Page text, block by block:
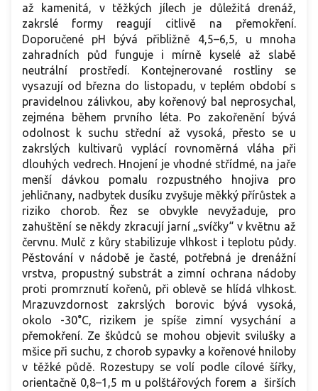
až kamenitá, v těžkých jílech je důležitá drenáž,
zakrslé formy reagují citlivě na přemokření.
Doporučené pH bývá přibližně 4,5–6,5, u mnoha
zahradních půd funguje i mírně kyselé až slabě
neutrální prostředí. Kontejnerované rostliny se
vysazují od března do listopadu, v teplém období s
pravidelnou zálivkou, aby kořenový bal neprosychal,
zejména během prvního léta. Po zakořenění bývá
odolnost k suchu střední až vysoká, přesto se u
zakrslých kultivarů vyplácí rovnoměrná vláha při
dlouhých vedrech. Hnojení je vhodné střídmé, na jaře
menší dávkou pomalu rozpustného hnojiva pro
jehličnany, nadbytek dusíku zvyšuje měkký přírůstek a
riziko chorob. Řez se obvykle nevyžaduje, pro
zahuštění se někdy zkracují jarní „svíčky“ v květnu až
červnu. Mulč z kůry stabilizuje vlhkost i teplotu půdy.
Pěstování v nádobě je časté, potřebná je drenážní
vrstva, propustný substrát a zimní ochrana nádoby
proti promrznutí kořenů, při oblevě se hlídá vlhkost.
Mrazuvzdornost zakrslých borovic bývá vysoká,
okolo -30°C, rizikem je spíše zimní vysychání a
přemokření. Ze škůdců se mohou objevit svilušky a
mšice při suchu, z chorob sypavky a kořenové hniloby
v těžké půdě. Rozestupy se volí podle cílové šířky,
orientačně 0,8–1,5 m u polštářových forem a širších